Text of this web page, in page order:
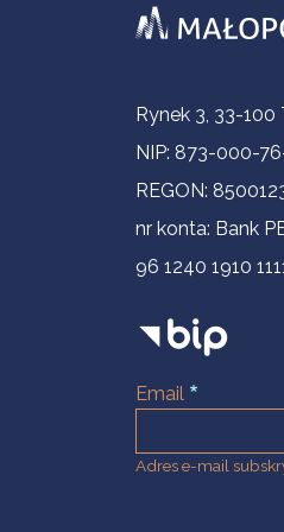
Informacje
Rynek 3, 33-100
NIP: 873-000-
REGON:
nr konta: Bank
96 1240 1910
Email
Adres e-mail